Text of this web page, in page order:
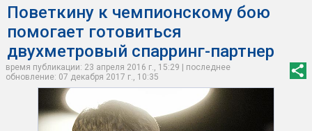
Поветкину к чемпионскому бою
помогает готовиться
двухметровый спарринг-партнер
время публикации: 23 апреля 2016 г., 15:29 | последнее
обновление: 07 декабря 2017 г., 10:35